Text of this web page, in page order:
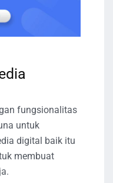
fungsionalitas
untuk
digital baik itu
membuat